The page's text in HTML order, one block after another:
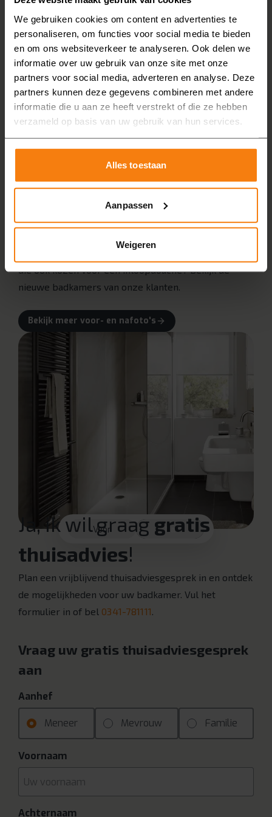
We gebruiken cookies om content en advertenties te
personaliseren, om functies voor social media te bieden
en om ons websiteverkeer te analyseren. Ook delen we
informatie over uw gebruik van onze site met onze
partners voor social media, adverteren en analyse. Deze
partners kunnen deze gegevens combineren met andere
informatie die u aan ze heeft verstrekt of die ze hebben
verzameld op basis van uw gebruik van hun services.
Alles toestaan
Aanpassen
Weigeren
hebben wij al meer dan 10.000 klanten geholpen met
een gedeeltelijke of gehele badkamerrenovatie. We
scoren zelfs een 4,4/5 op basis van 100+reviews .
Daar zijn we ontzettend trots op!
Inloopdouches bij
klanten thuis
Bent u benieuwd naar voor- en nafoto’s van klanten
die ook kozen voor een inloopdouche? Bekijk de
nieuwe badkamers van onze klanten.
Bekijk meer voor- en nafoto's
Voor Na
Ja, ik wil graag gratis
thuisadvies!
Plan een vrijblijvend thuisadviesgesprek in en ontdek
de mogelijkheden voor uw badkamer. Vul het
formulier in of bel 0341-781111.
Vraag uw gratis thuisadviesgesprek
aan
Aanhef
Meneer Mevrouw Familie
Voornaam
Achternaam
Profiteer nu van de kortingsactie bij MAX